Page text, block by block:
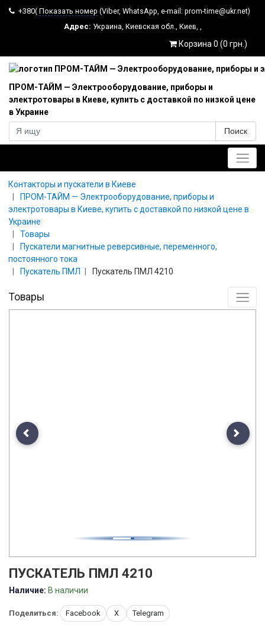
+380( Показать номер (Viber, WhatsApp, e-mail: prom-time@ukr.net)
Адрес: Украина, Киевская обл., Киев, ,
Корзина 0 (0 грн.)
ПРОМ-ТАЙМ — Электрооборудование, приборы и
электротовары в Киеве, купить с доставкой по низкой цене
в Украине
Поиск
Контакторы и пускатели в Киеве
ПРОМ-ТАЙМ — Электрооборудование, приборы и
электротовары в Киеве, купить с доставкой по низкой цене в
Украине
Товары
Пускатели магнитные реверсивные, переменного,
постоянного тока
Пускатель ПМЛ
Пускатель ПМЛ 4210
Товары
Previous Next
ПУСКАТЕЛЬ ПМЛ 4210
Наличие: В наличии
Поделиться: Facebook X Telegram